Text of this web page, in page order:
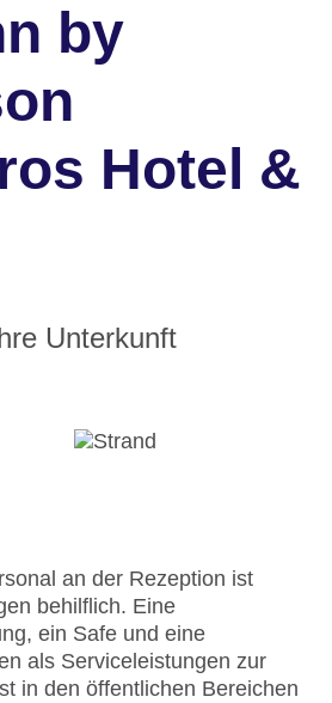
by
Hotel &
Unterkunft
an der Rezeption ist
behilflich. Eine
ein Safe und eine
als Serviceleistungen zur
in den öffentlichen Bereichen